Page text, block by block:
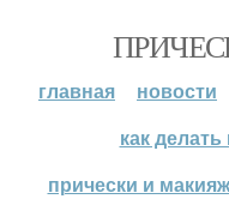
главная новости
как
прически и